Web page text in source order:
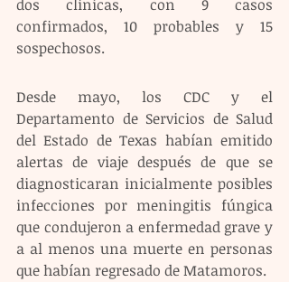
dos clínicas, con 9 casos
confirmados, 10 probables y 15
sospechosos.
Desde mayo, los CDC y el
Departamento de Servicios de Salud
del Estado de Texas habían emitido
alertas de viaje después de que se
diagnosticaran inicialmente posibles
infecciones por meningitis fúngica
que condujeron a enfermedad grave y
a al menos una muerte en personas
que habían regresado de Matamoros.